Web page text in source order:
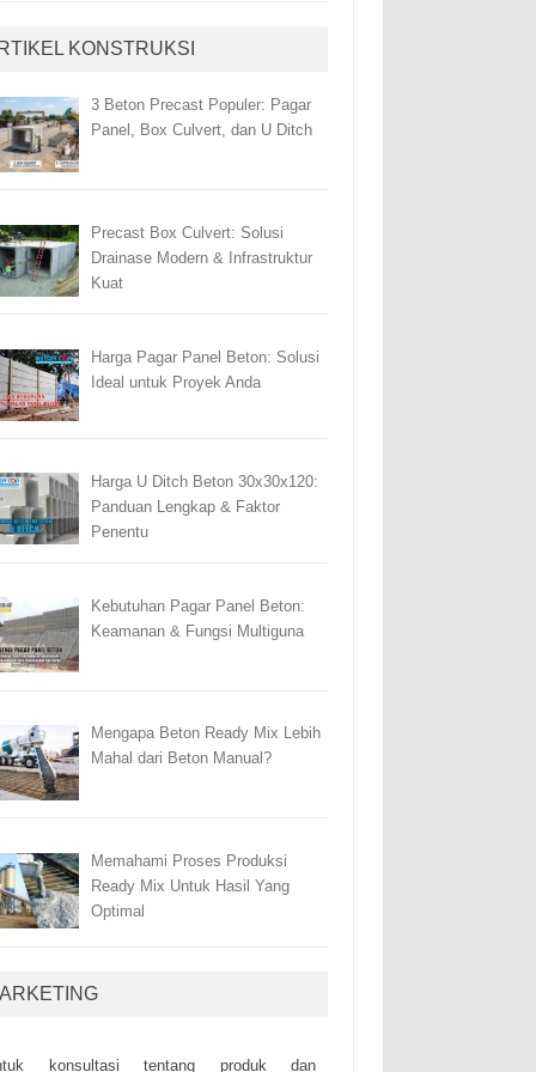
KONSTRUKSI
3 Beton Precast Populer: Pagar
Panel, Box Culvert, dan U Ditch
Precast Box Culvert: Solusi
Drainase Modern & Infrastruktur
Kuat
Harga Pagar Panel Beton: Solusi
Ideal untuk Proyek Anda
Harga U Ditch Beton 30x30x120:
Panduan Lengkap & Faktor
Penentu
Kebutuhan Pagar Panel Beton:
Keamanan & Fungsi Multiguna
Mengapa Beton Ready Mix Lebih
Mahal dari Beton Manual?
Memahami Proses Produksi
Ready Mix Untuk Hasil Yang
Optimal
kоnsultаsі tеntаng рrоduk dаn